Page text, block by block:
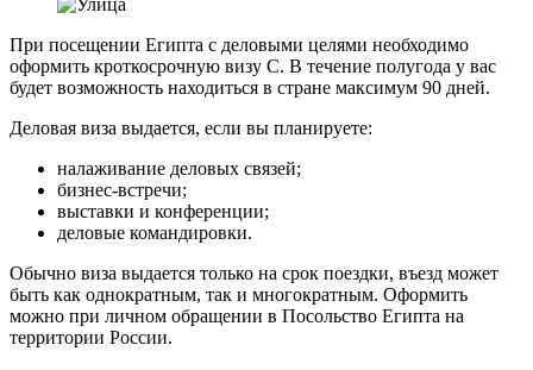
При посещении Египта с деловыми целями необходимо
оформить кроткосрочную визу C. В течение полугода у вас
будет возможность находиться в стране максимум 90 дней.
Деловая виза выдается, если вы планируете:
налаживание деловых связей;
бизнес-встречи;
выставки и конференции;
деловые командировки.
Обычно виза выдается только на срок поездки, въезд может
быть как однократным, так и многократным. Оформить
можно при личном обращении в Посольство Египта на
территории России.